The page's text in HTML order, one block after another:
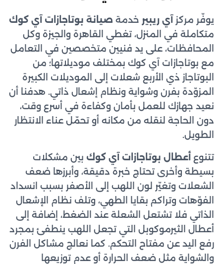
يوفّر مركز آي ريبير خدمة صيانة بوتاجازات آي كوك
متكاملة في المنزل، تغطي القاهرة والجيزة وكل
المحافظات، على يد فنيين متخصصين في التعامل
مع بوتاجازات آي كوك بمختلف موديلاتها؛ من
البوتاجاز ذي الأربع شعلات إلى الموديلات الكبيرة
المزوّدة بفرن وشواية ونظام إشعال ذاتي. هدفنا أن
نعيد جهازك للعمل بأمان وكفاءة في أسرع وقت،
دون الحاجة لنقله من مكانه أو تحمّل عناء الانتظار
الطويل.
تتنوع أعطال بوتاجازات آي كوك بين مشكلات
بسيطة وأخرى تحتاج خبرة دقيقة، وأبرزها ضعف
الشعلات وتغيّر لون اللهب إلى الأصفر بسبب انسداد
الفوّهات وتراكم بقايا الطهي، وتلف نظام الإشعال
الذاتي فلا تشتعل الشعلة عند الضغط، إضافة إلى
أعطال الثيرموكوبل التي تجعل اللهب ينطفئ بمجرد
رفع اليد عن مفتاح التحكم. كما نعالج مشاكل الفرن
والشواية مثل ضعف الحرارة أو عدم توزيعها